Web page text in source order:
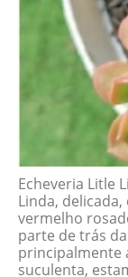
Echeveria Litle
Linda,
vermelho
parte de trás
principalmente
suculenta,